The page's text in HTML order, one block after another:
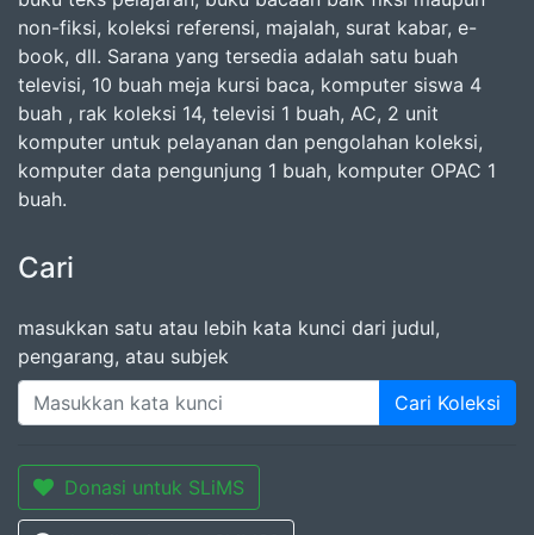
non-fiksi, koleksi referensi, majalah, surat kabar, e-
book, dll. Sarana yang tersedia adalah satu buah
televisi, 10 buah meja kursi baca, komputer siswa 4
buah , rak koleksi 14, televisi 1 buah, AC, 2 unit
komputer untuk pelayanan dan pengolahan koleksi,
komputer data pengunjung 1 buah, komputer OPAC 1
buah.
Cari
masukkan satu atau lebih kata kunci dari judul,
pengarang, atau subjek
Cari Koleksi
Donasi untuk SLiMS